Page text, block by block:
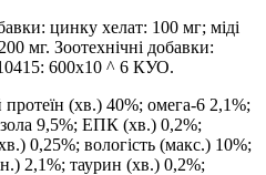
цинку хелат: 100 мг; міді
мг. Зоотехнічні добавки:
600x10 ^ 6 КУО.
протеїн (хв.) 40%; омега-6 2,1%;
9,5%; ЕПК (хв.) 0,2%;
0,25%; вологість (макс.) 10%;
2,1%; таурин (хв.) 0,2%;